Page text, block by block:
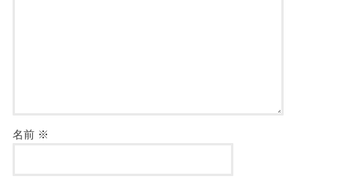
名前 ※